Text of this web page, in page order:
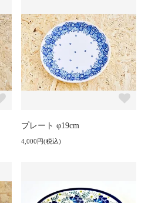
プレート φ19cm
4,000円(税込)